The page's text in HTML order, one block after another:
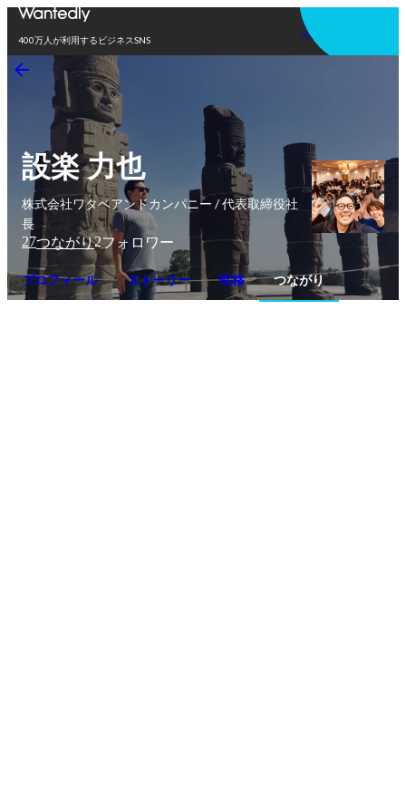
400万人が利用するビジネスSNS
アプリを使う
設楽 力也
株式会社ワタベアンドカンパニー / 代表取締役社
長
27つながり2フォロワー
プロフィール ストーリー 性格 つながり